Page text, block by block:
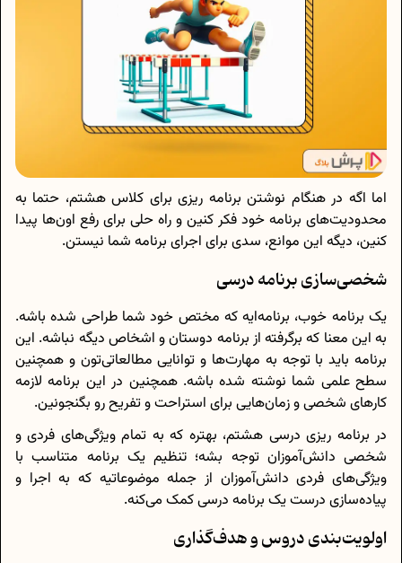
اما اگه در هنگام نوشتن برنامه ریزی برای کلاس هشتم، حتما به
محدودیت‌های برنامه خود فکر کنین و راه حلی برای رفع اون‌ها پیدا
کنین، دیگه این موانع، سدی برای اجرای برنامه شما نیستن.
شخصی‌سازی برنامه درسی
یک برنامه خوب، برنامه‌ایه که مختص خود شما طراحی شده باشه.
به این معنا که برگرفته از برنامه دوستان و اشخاص دیگه نباشه. این
برنامه باید با توجه به مهارت‌ها و توانایی مطالعاتی‌تون و همچنین
سطح علمی شما نوشته شده باشه. همچنین در این برنامه لازمه
کارهای شخصی و زمان‌هایی برای استراحت و تفریح رو بگنجونین.
در برنامه ریزی درسی هشتم، بهتره که به تمام ویژگی‌های فردی و
شخصی دانش‌آموزان توجه بشه؛ تنظیم یک برنامه متناسب با
ویژگی‌های فردی دانش‌آموزان از جمله موضوعاتیه که به اجرا و
پیاده‌سازی درست یک برنامه درسی کمک می‌کنه.
اولویت‌بندی دروس و هدف‌گذاری